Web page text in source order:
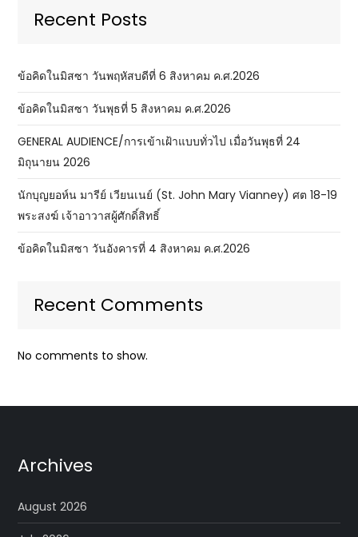
Recent Posts
ข้อคิดในมิสซา วันพฤหัสบดีที่ 6 สิงหาคม ค.ศ.2026
ข้อคิดในมิสซา วันพุธที่ 5 สิงหาคม ค.ศ.2026
GENERAL AUDIENCE/การเข้าเฝ้าแบบทั่วไป เมื่อวันพุธที่ 24
มิถุนายน 2026
นักบุญยอห์น มารีย์ เวียนเนย์ (St. John Mary Vianney) ศต 18-19
พระสงฆ์ เจ้าอาวาสผู้ศักดิ์สิทธิ์
ข้อคิดในมิสซา วันอังคารที่ 4 สิงหาคม ค.ศ.2026
Recent Comments
No comments to show.
Archives
August 2026